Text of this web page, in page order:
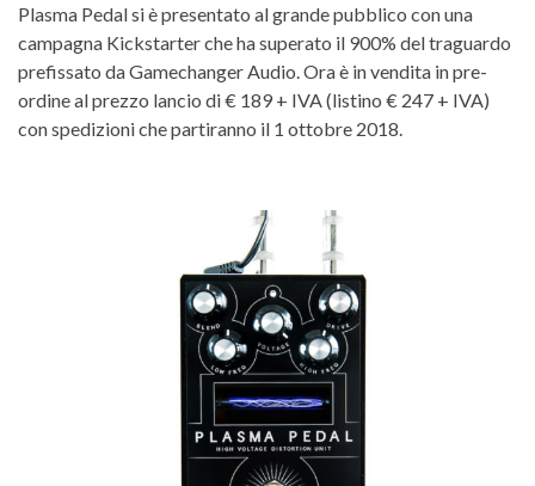
Plasma Pedal si è presentato al grande pubblico con una
campagna Kickstarter che ha superato il 900% del traguardo
prefissato da Gamechanger Audio. Ora è in vendita in pre-
ordine al prezzo lancio di € 189 + IVA (listino € 247 + IVA)
con spedizioni che partiranno il 1 ottobre 2018.